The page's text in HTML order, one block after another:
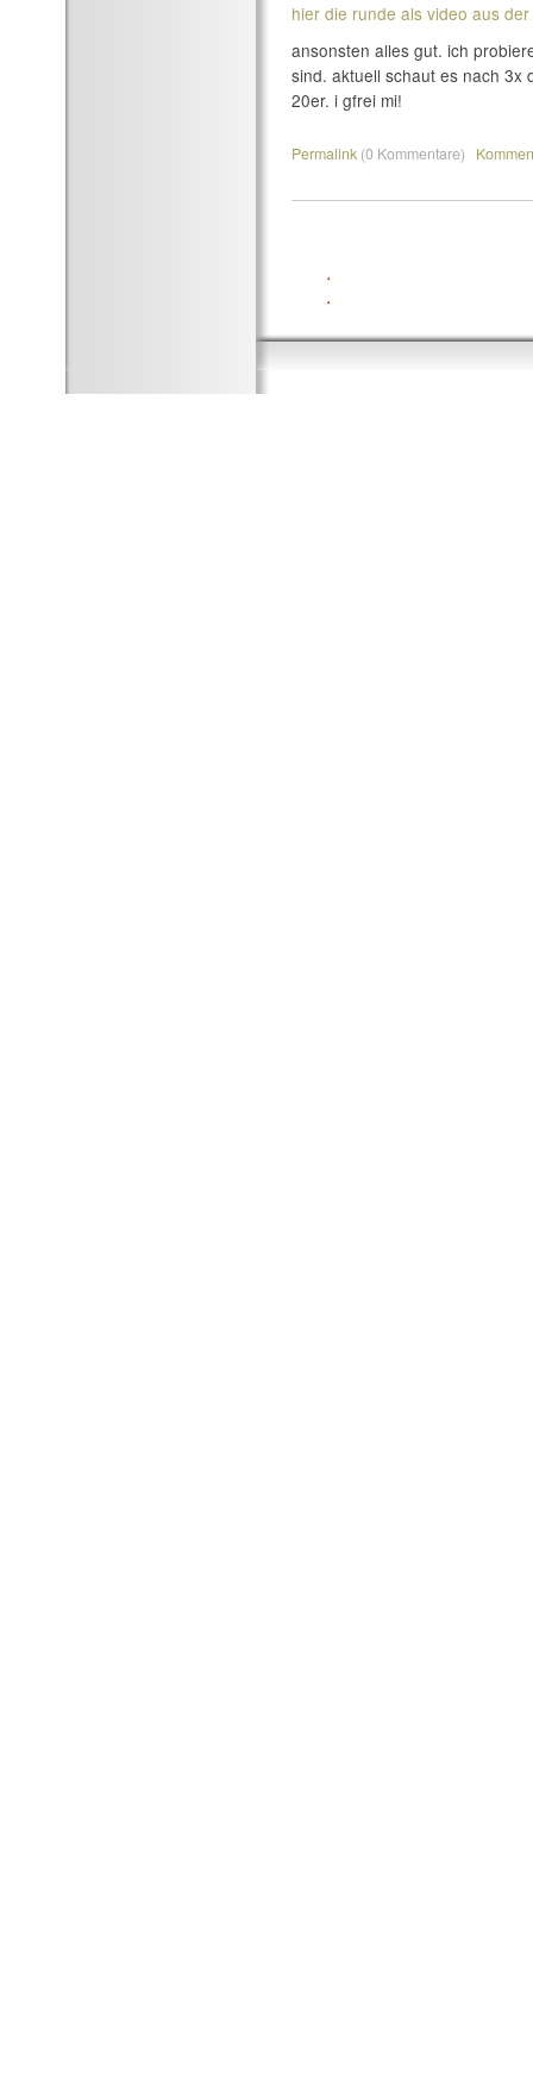
hier die runde als video aus
ansonsten alles gut. ich
sind. aktuell schaut es nach 3x
20er. i gfrei mi!
Permalink (0 Kommentare)